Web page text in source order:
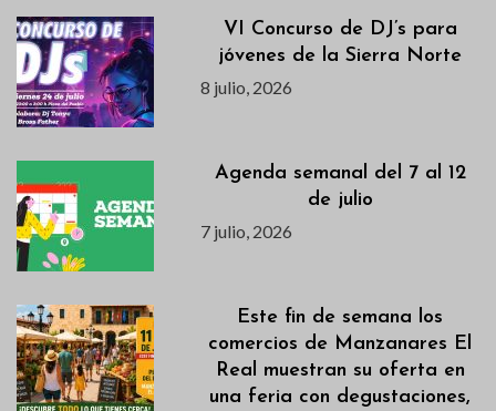
VI Concurso de DJ’s para
jóvenes de la Sierra Norte
8 julio, 2026
Agenda semanal del 7 al 12
de julio
7 julio, 2026
Este fin de semana los
comercios de Manzanares El
Real muestran su oferta en
una feria con degustaciones,